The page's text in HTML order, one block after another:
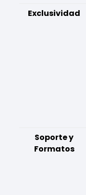
Exclusividad
Soporte y
Formatos